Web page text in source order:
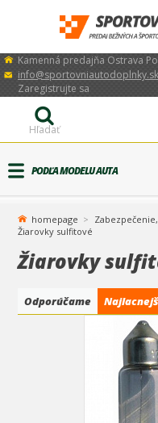
Kamenná predajňa Ostrava
info@sportovniautodoplnky.sk
Zaregistrujte sa
Hľadať
PODĽA MODELU AUTA
homepage
Žiarovky sulfitové
Žiarovky
Odporúčame